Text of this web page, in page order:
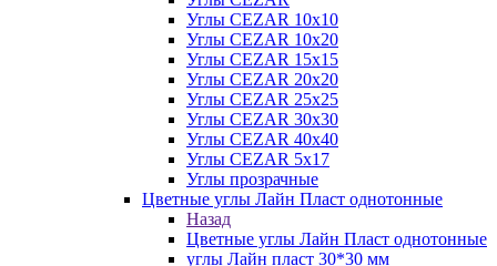
Углы CEZAR 10х10
Углы CEZAR 10х20
Углы CEZAR 15х15
Углы CEZAR 20х20
Углы CEZAR 25х25
Углы CEZAR 30х30
Углы CEZAR 40х40
Углы CEZAR 5х17
Углы прозрачные
Цветные углы Лайн Пласт однотонные
Назад
Цветные углы Лайн Пласт однотонные
углы Лайн пласт 30*30 мм